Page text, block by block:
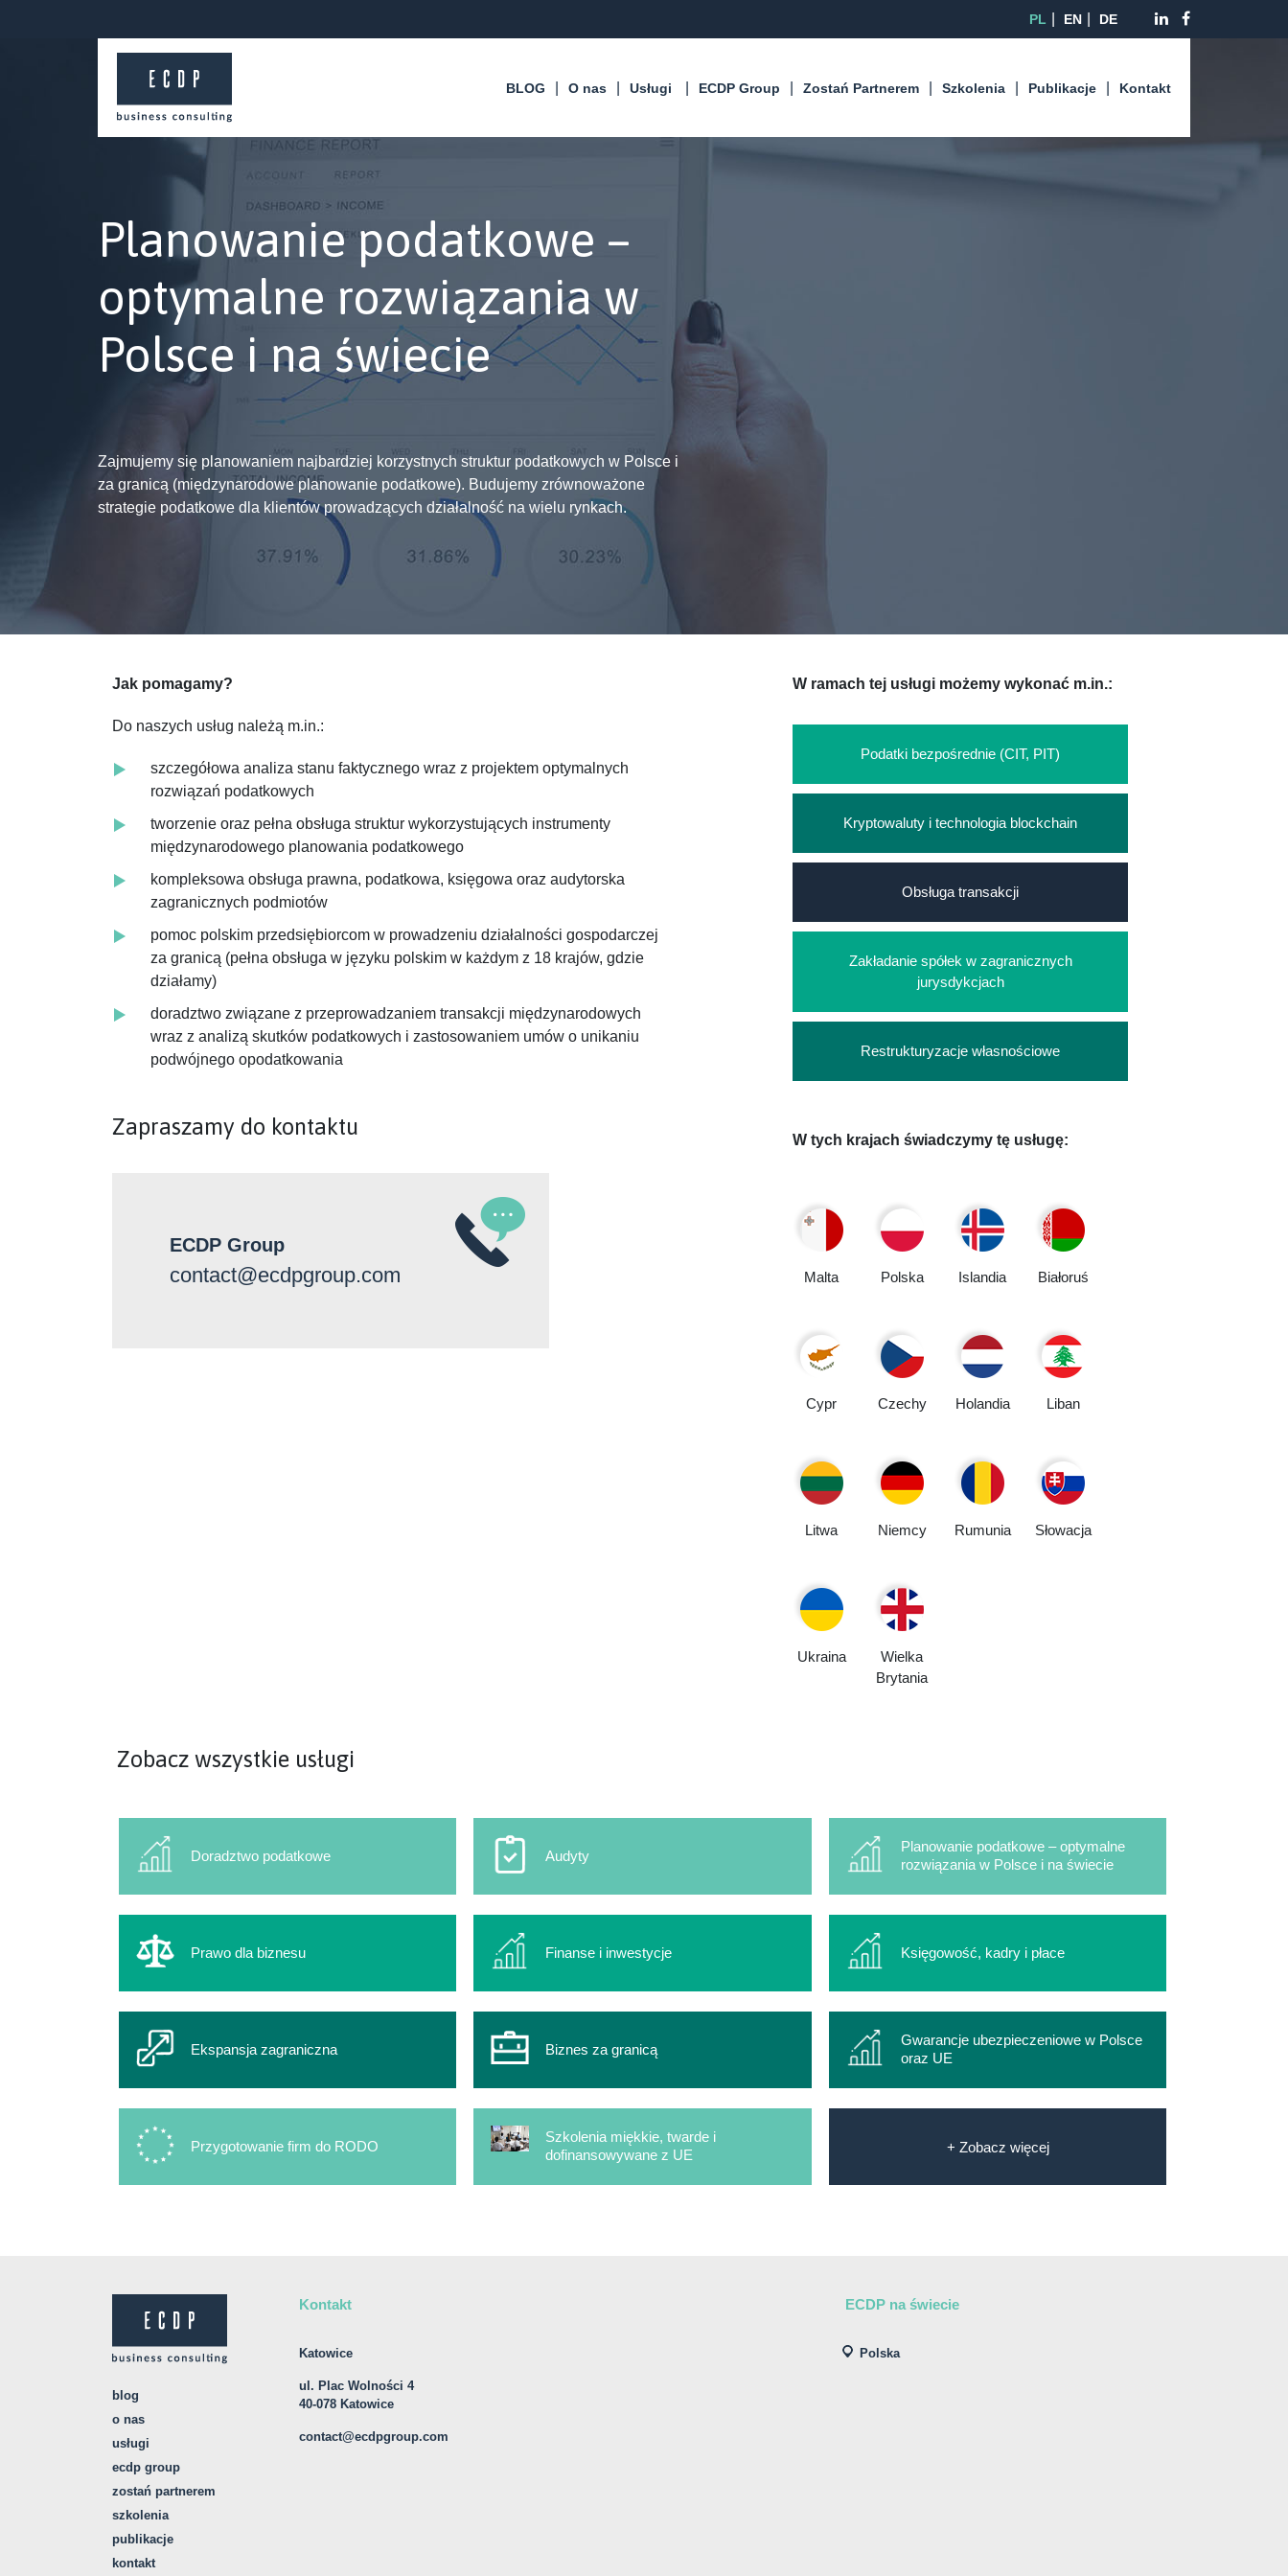
PL EN DE
BLOG O nas Usługi ECDP Group Zostań Partnerem Szkolenia Publikacje Kontakt
Planowanie podatkowe –
optymalne rozwiązania w
Polsce i na świecie
Zajmujemy się planowaniem najbardziej korzystnych struktur podatkowych w Polsce i
za granicą (międzynarodowe planowanie podatkowe). Budujemy zrównoważone
strategie podatkowe dla klientów prowadzących działalność na wielu rynkach.
Jak pomagamy?
Do naszych usług należą m.in.:
szczegółowa analiza stanu faktycznego wraz z projektem optymalnych
rozwiązań podatkowych
tworzenie oraz pełna obsługa struktur wykorzystujących instrumenty
międzynarodowego planowania podatkowego
kompleksowa obsługa prawna, podatkowa, księgowa oraz audytorska
zagranicznych podmiotów
pomoc polskim przedsiębiorcom w prowadzeniu działalności gospodarczej
za granicą (pełna obsługa w języku polskim w każdym z 18 krajów, gdzie
działamy)
doradztwo związane z przeprowadzaniem transakcji międzynarodowych
wraz z analizą skutków podatkowych i zastosowaniem umów o unikaniu
podwójnego opodatkowania
Zapraszamy do kontaktu
ECDP Group
contact@ecdpgroup.com
W ramach tej usługi możemy wykonać m.in.:
Podatki bezpośrednie (CIT, PIT)
Kryptowaluty i technologia blockchain
Obsługa transakcji
Zakładanie spółek w zagranicznych
jurysdykcjach
Restrukturyzacje własnościowe
W tych krajach świadczymy tę usługę:
Malta Polska Islandia Białoruś
Cypr Czechy Holandia Liban
Litwa Niemcy Rumunia Słowacja
Ukraina
Wielka
Brytania
Zobacz wszystkie usługi
Doradztwo podatkowe Audyty
Planowanie podatkowe – optymalne
rozwiązania w Polsce i na świecie
Prawo dla biznesu Finanse i inwestycje Księgowość, kadry i płace
Ekspansja zagraniczna Biznes za granicą
Gwarancje ubezpieczeniowe w Polsce
oraz UE
Przygotowanie firm do RODO
Szkolenia miękkie, twarde i
dofinansowywane z UE
+ Zobacz więcej
blog
o nas
usługi
ecdp group
zostań partnerem
szkolenia
publikacje
kontakt
Kontakt
Katowice
ul. Plac Wolności 4
40-078 Katowice
contact@ecdpgroup.com
ECDP na świecie
Polska